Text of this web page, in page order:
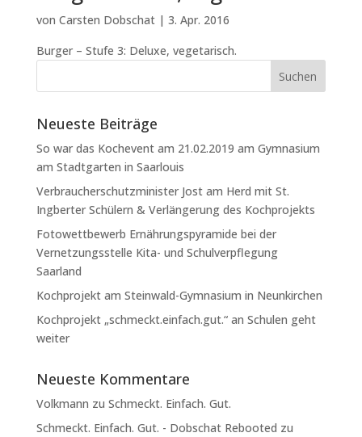
von Carsten Dobschat| 3. Apr. 2016
Burger – Stufe 3: Deluxe, vegetarisch.
Neueste Beiträge
So war das Kochevent am 21.02.2019 am Gymnasium
am Stadtgarten in Saarlouis
Verbraucherschutzminister Jost am Herd mit St.
Ingberter Schülern & Verlängerung des Kochprojekts
Fotowettbewerb Ernährungspyramide bei der
Vernetzungsstelle Kita- und Schulverpflegung
Saarland
Kochprojekt am Steinwald-Gymnasium in Neunkirchen
Kochprojekt „schmeckt.einfach.gut.“ an Schulen geht
weiter
Neueste Kommentare
Volkmann zu Schmeckt. Einfach. Gut.
Schmeckt. Einfach. Gut. - Dobschat Rebooted zu